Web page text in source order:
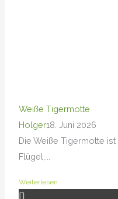
Weiße Tigermotte
Holger18. Juni 2026
Die Weiße Tigermotte
Flügel,...
Weiterlesen